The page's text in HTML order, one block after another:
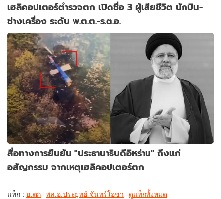
เฮลิคอปเตอร์ตำรวจตก เปิดชื่อ 3 ผู้เสียชีวิต นักบิน-
ช่างเครื่อง ระดับ พ.ต.ต.-ร.ต.อ.
สื่อทางการยืนยัน "ประธานาธิบดีอิหร่าน" ถึงแก่
อสัญกรรม จากเหตุเฮลิคอปเตอร์ตก
แท็ก : ฮ.ตก พล.อ.ประยุทธ์ จันทร์โอชา ดูแท็กทั้งหมด